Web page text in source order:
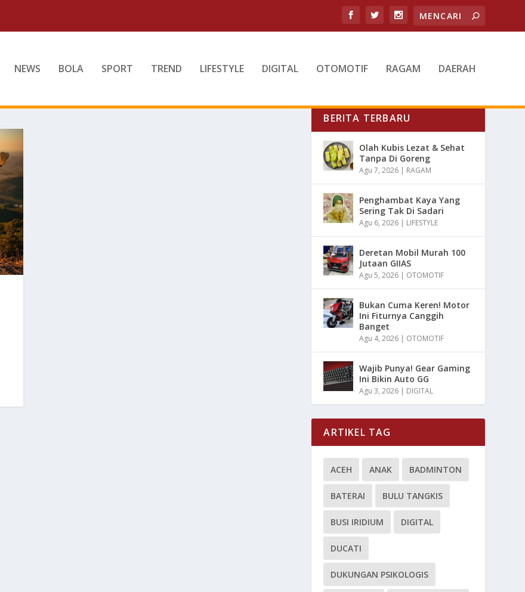
NEWS BOLA SPORT TREND LIFESTYLE DIGITAL OTOMOTIF RAGAM DAERAH
BERITA TERBARU
Olah Kubis Lezat & Sehat
Tanpa Di Goreng
Agu 7, 2026 | RAGAM
Penghambat Kaya Yang
Sering Tak Di Sadari
Agu 6, 2026 | LIFESTYLE
Deretan Mobil Murah 100
Jutaan GIIAS
Agu 5, 2026 | OTOMOTIF
Bukan Cuma Keren! Motor
Ini Fiturnya Canggih
Banget
Agu 4, 2026 | OTOMOTIF
Wajib Punya! Gear Gaming
Ini Bikin Auto GG
Agu 3, 2026 | DIGITAL
ARTIKEL TAG
ACEH ANAK BADMINTON
BATERAI BULU TANGKIS
BUSI IRIDIUM DIGITAL
DUCATI
DUKUNGAN PSIKOLOGIS